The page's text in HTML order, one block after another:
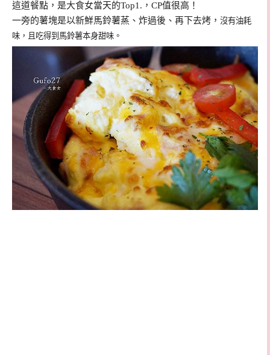
這道餐點，是大食女當天的Top1.，CP值很高！
一旁的薯塊是以新鮮馬鈴薯蒸、炸過後、再下去烤， 沒有油耗
味，且吃得到馬鈴薯本身甜味。